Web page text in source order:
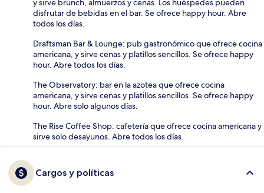
y sirve brunch, almuerzos y cenas. Los huéspedes pueden
disfrutar de bebidas en el bar. Se ofrece happy hour. Abre
todos los días.
Draftsman Bar & Lounge: pub gastronómico que ofrece cocina
americana, y sirve cenas y platillos sencillos. Se ofrece happy
hour. Abre todos los días.
The Observatory: bar en la azotea que ofrece cocina
americana, y sirve cenas y platillos sencillos. Se ofrece happy
hour. Abre solo algunos días.
The Rise Coffee Shop: cafetería que ofrece cocina americana y
sirve solo desayunos. Abre todos los días.
Cargos y políticas